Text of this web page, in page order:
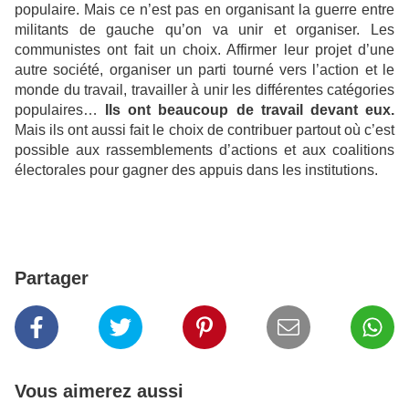
populaire. Mais ce n’est pas en organisant la guerre entre
militants de gauche qu’on va unir et organiser. Les
communistes ont fait un choix. Affirmer leur projet d’une
autre société, organiser un parti tourné vers l’action et le
monde du travail, travailler à unir les différentes catégories
populaires…
Ils ont beaucoup de travail devant eux.
Mais ils ont aussi fait le choix de contribuer partout où c’est
possible aux rassemblements d’actions et aux coalitions
électorales pour gagner des appuis dans les institutions.
Partager
Vous aimerez aussi